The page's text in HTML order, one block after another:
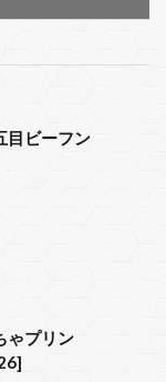
目ビーフン
ゃプリン